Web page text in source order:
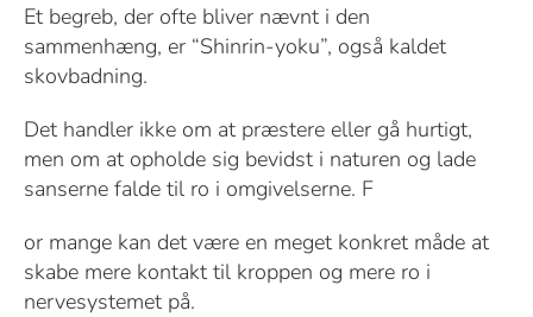
Et begreb, der ofte bliver nævnt i den
sammenhæng, er “Shinrin-yoku”, også kaldet
skovbadning.
Det handler ikke om at præstere eller gå hurtigt,
men om at opholde sig bevidst i naturen og lade
sanserne falde til ro i omgivelserne. F
or mange kan det være en meget konkret måde at
skabe mere kontakt til kroppen og mere ro i
nervesystemet på.